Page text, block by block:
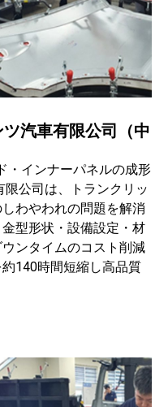
汽車有限公司（中
・インナーパネルの成形
公司は、トランクリッ
わやわれの問題を解消
型形状・設備設定・材
ンタイムのコスト削減
140時間短縮し高品質